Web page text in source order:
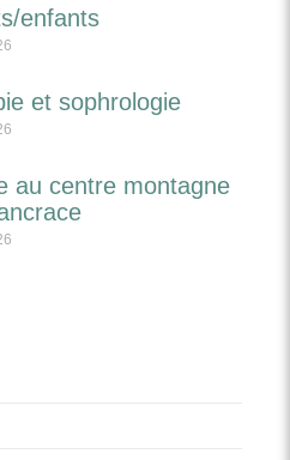
enfants
et sophrologie
au centre montagne